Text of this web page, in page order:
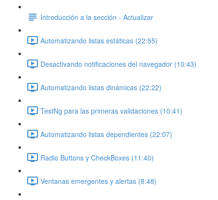
Introducción a la sección - Actualizar
Automatizando listas estáticas (22:55)
Desactivando notificaciones del navegador (10:43)
Automatizando listas dinámicas (22:22)
TestNg para las primeras validaciones (10:41)
Automatizando listas dependientes (22:07)
Radio Buttons y CheckBoxes (11:40)
Ventanas emergentes y alertas (8:48)